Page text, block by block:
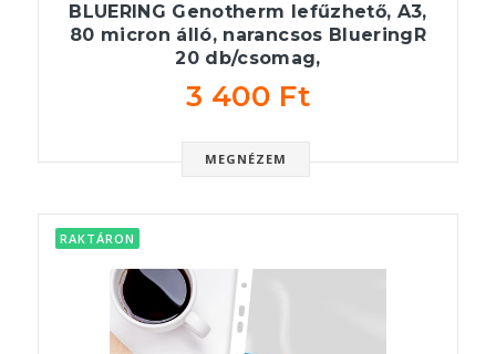
BLUERING Genotherm lefűzhető, A3,
80 micron álló, narancsos BlueringR
20 db/csomag,
3 400 Ft
MEGNÉZEM
RAKTÁRON